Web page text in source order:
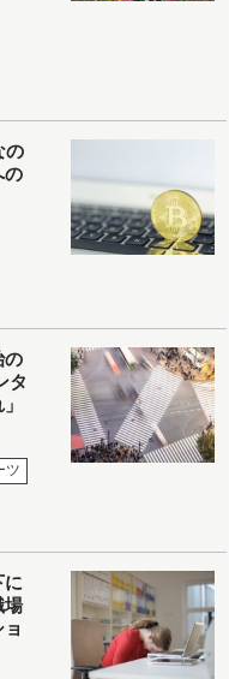
の
の
の
タ
ツ
に
場